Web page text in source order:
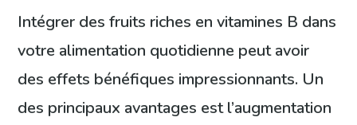
Intégrer des fruits riches en vitamines B dans
votre alimentation quotidienne peut avoir
des effets bénéfiques impressionnants. Un
des principaux avantages est l’augmentation